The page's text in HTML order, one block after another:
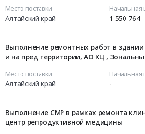
Место поставки
Алтайский край
Начальная
1 550 764
Выполнение ремонтных работ в здании
и на пред территории, АО КЦ ,
Место поставки
Алтайский край
Начальная
-
Выполнение СМР в рамках ремонта
центр репродуктивной медицины